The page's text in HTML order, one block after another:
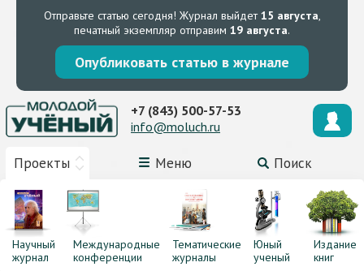
Отправьте статью сегодня! Журнал выйдет15 августа,
печатный экземпляр отправим 19 августа.
Опубликовать статью в журнале
Проекты Меню Поиск
+7 (843) 500-57-53
info@moluch.ru
Научный
журнал
Международные
конференции
Тематические
журналы
Юный
ученый
Издание
книг